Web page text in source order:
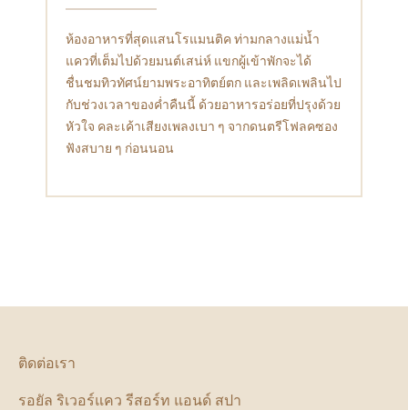
ห้องอาหารที่สุดแสนโรแมนติค ท่ามกลางแม่น้ำ
แควที่เต็มไปด้วยมนต์เสน่ห์ แขกผู้เข้าพักจะได้
ชื่นชมทิวทัศน์ยามพระอาทิตย์ตก และเพลิดเพลินไป
กับช่วงเวลาของค่ำคืนนี้ ด้วยอาหารอร่อยที่ปรุงด้วย
หัวใจ คละเค้าเสียงเพลงเบา ๆ จากดนตรีโฟลคซอง
ฟังสบาย ๆ ก่อนนอน
ติดต่อเรา
รอยัล ริเวอร์แคว รีสอร์ท แอนด์ สปา